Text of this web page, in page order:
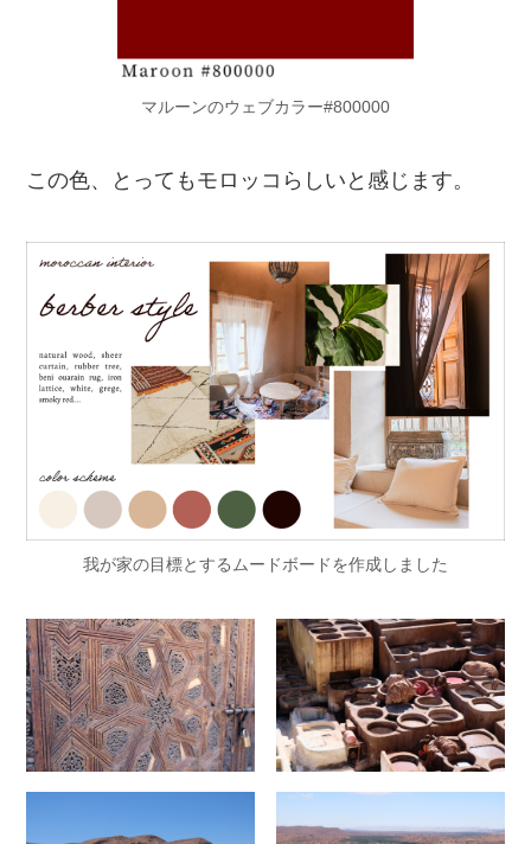
マルーンのウェブカラー#800000
この色、とってもモロッコらしいと感じます。
我が家の目標とするムードボードを作成しました